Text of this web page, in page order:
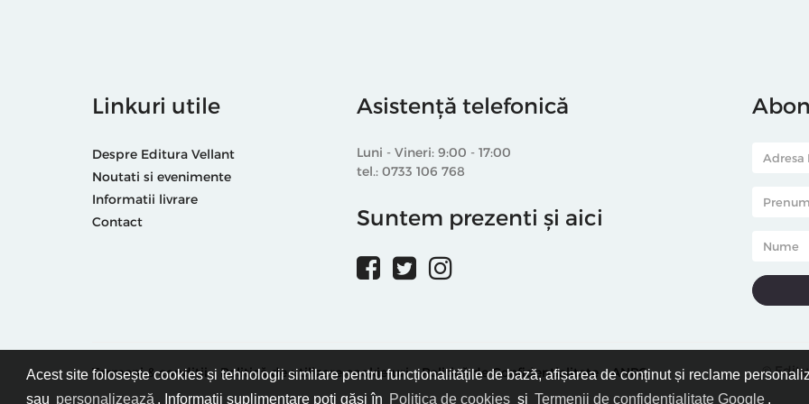
Acest site folosește cookies și tehnologii similare pentru funcționalitățile de bază, afișarea de conținut și reclame
sau personalizează . Informații suplimentare poți găsi în Politica de cookies și Termenii de confidențialitate Google .
Linkuri utile
Despre Editura Vellant
Noutati si evenimente
Informatii livrare
Contact
Asistență telefonică
Luni - Vineri: 9:00 - 17:00
tel.: 0733 106 768
Suntem prezenti și aici
Termeni & condiții Politică de utilizare cookie-uri Politică de Confidențialitate ANPC ©